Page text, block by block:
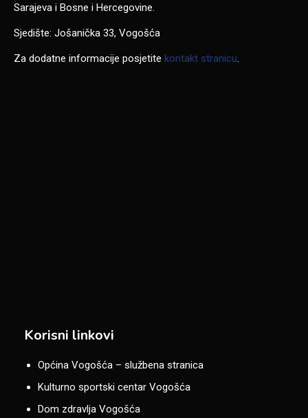
Sarajeva i Bosne i Hercegovine.
Sjedište: Jošanička 33, Vogošća
Za dodatne informacije posjetite kontakt stranicu
Korisni linkovi
Općina Vogošća – službena stranica
Kulturno sportski centar Vogošća
Dom zdravlja Vogošća